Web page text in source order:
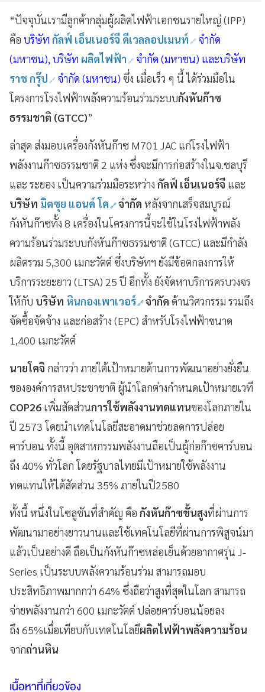
“ปัจจุบันเรามีลูกค้ากลุ่มผู้ผลิตไฟฟ้าเอกชนรายใหญ่ (IPP)
คือ บริษัท กัลฟ์ เอ็นเนอร์จี ดีเวลลอปเมนท์ จำกัด
(มหาชน), บริษัท ผลิตไฟฟ้า จำกัด (มหาชน) และบริษัท
ราช กรุ๊ป จำกัด (มหาชน) ซึ่ง เมื่อเร็ว ๆ นี้ ได้ร่วมมือใน
โครงการโรงไฟฟ้าพลังความร้อนร่วมระบบกังหันก๊าซ
ธรรมชาติ (GTCC)”
ล่าสุด ส่งมอบเครื่องกังหันก๊าซ M701 JAC แก่โรงไฟฟ้า
พลังงานก๊าซธรรมชาติ 2 แห่ง ซึ่งจะมีการก่อสร้างในจ.ชลบุรี
และ ระยอง เป็นความร่วมมือระหว่าง กัลฟ์ เอ็นเนอร์จี และ
บริษัท มิตซุย แอนด์ โค จำกัด หลังจากเสร็จสมบูรณ์
กังหันก๊าซทั้ง 8 เครื่องในโครงการนี้จะใช้ในโรงไฟฟ้าพลัง
ความร้อนร่วมระบบกังหันก๊าซธรรมชาติ (GTCC) และมีกำลัง
ผลิตรวม 5,300 เมกะวัตต์ ซึ่งบริษัทฯ ยังมีข้อตกลงการให้
บริการระยะยาว (LTSA) 25 ปี อีกทั้ง ยังจัดหาบริการครบวงจร
ให้กับ บริษัท หินกองเพาเวอร์ จำกัด ด้านวิศวกรรม รวมถึง
จัดซื้อจัดจ้าง และก่อสร้าง (EPC) สำหรับโรงไฟฟ้าขนาด
1,400 เมกะวัตต์
นายโคจิ กล่าวว่า ภายใต้เป้าหมายด้านการพัฒนาอย่างยั่งยืน
ขององค์การสหประชาชาติ ผู้นำโลกต่างกำหนดเป้าหมายเวที
COP26 เพิ่มสัดส่วนการใช้พลังงานทดแทนของโลกภายใน
ปี 2573 โดยนำเทคโนโลยีสะอาดมาช่วยลดการปล่อย
คาร์บอน ทั้งนี้ อุตสาหกรรมพลังงานถือเป็นผู้ก่อก๊าซคาร์บอน
ถึง 40% ทั่วโลก โดยรัฐบาลไทยมีเป้าหมายใช้พลังงาน
ทดแทนให้ได้สัดส่วน 35% ภายในปี2580
ทั้งนี้ หนึ่งในโซลูชันที่สำคัญ คือ กังหันก๊าซขั้นสูงที่ผ่านการ
พัฒนามาอย่างยาวนานและใช้เทคโนโลยีที่ผ่านการพิสูจน์มา
แล้วเป็นอย่างดี ถือเป็นกังหันก๊าซหล่อเย็นด้วยอากาศรุ่น J-
Series เป็นระบบพลังความร้อนร่วม สามารถมอบ
ประสิทธิภาพมากกว่า 64% ซึ่งถือว่าสูงที่สุดในโลก สามารถ
จ่ายพลังงานกว่า 600 เมกะวัตต์ ปล่อยคาร์บอนน้อยลง
ถึง 65%เมื่อเทียบกับเทคโนโลยีผลิตไฟฟ้าพลังความร้อน
จากถ่านหิน
เนื้อหาที่เกี่ยวข้อง